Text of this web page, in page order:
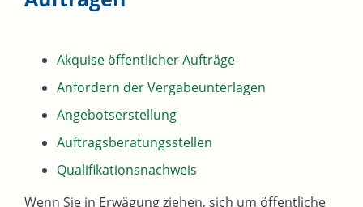
Akquise öffentlicher Aufträge
Anfordern der Vergabeunterlagen
Angebotserstellung
Auftragsberatungsstellen
Qualifikationsnachweis
Wenn Sie in Erwägung ziehen, sich um öffentliche